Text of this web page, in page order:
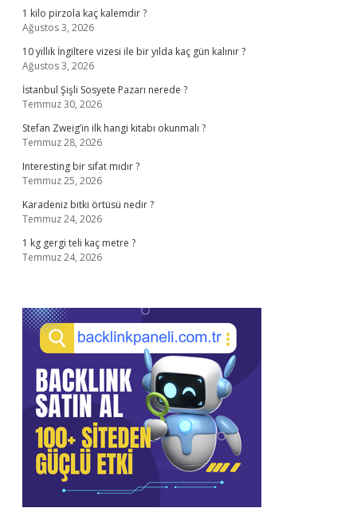
1 kilo pirzola kaç kalemdir ?
Ağustos 3, 2026
10 yıllık İngiltere vizesi ile bir yılda kaç gün kalınır ?
Ağustos 3, 2026
İstanbul Şişli Sosyete Pazarı nerede ?
Temmuz 30, 2026
Stefan Zweig’in ilk hangi kitabı okunmalı ?
Temmuz 28, 2026
Interesting bir sıfat mıdır ?
Temmuz 25, 2026
Karadeniz bitki örtüsü nedir ?
Temmuz 24, 2026
1 kg gergi teli kaç metre ?
Temmuz 24, 2026